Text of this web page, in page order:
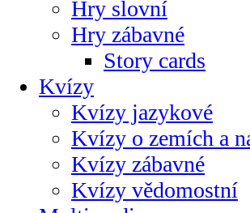
Hry slovní
Hry zábavné
Story cards
Kvízy
Kvízy jazykové
Kvízy o zemích a
Kvízy zábavné
Kvízy vědomostní